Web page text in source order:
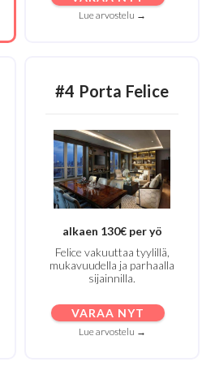
Lue arvostelu →
#4 Porta Felice
alkaen 130€ per yö
Felice vakuuttaa tyylillä,
mukavuudella ja parhaalla
sijainnilla.
VARAA NYT
Lue arvostelu →